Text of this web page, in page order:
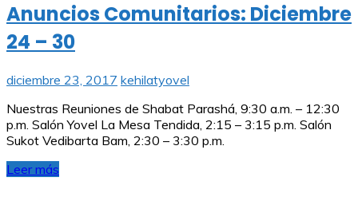
Anuncios Comunitarios: Diciembre
24 – 30
diciembre 23, 2017 kehilatyovel
Nuestras Reuniones de Shabat Parashá, 9:30 a.m. – 12:30
p.m. Salón Yovel La Mesa Tendida, 2:15 – 3:15 p.m. Salón
Sukot Vedibarta Bam, 2:30 – 3:30 p.m.
Leer más